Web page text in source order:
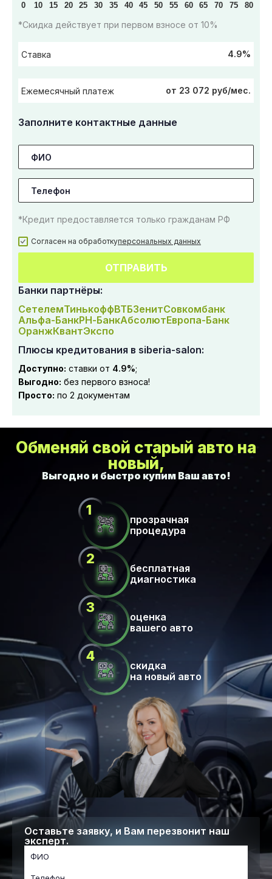
0 10 15 20 25 30 35 40 45 50 55 60 65 70 75 80
*Скидка действует при первом взносе от 10%
Ставка 4.9%
Ежемесячный платеж от 23 072 руб/мес.
Заполните контактные данные
*Кредит предоставляется только гражданам РФ
Согласен на обработкуперсональных данных
ОТПРАВИТЬ
Банки партнёры:
СетелемТинькоффВТБЗенитСовкомбанк
Альфа-БанкРН-БанкАбсолютЕвропа-Банк
ОранжКвантЭкспо
Плюсы кредитования в siberia-salon:
Доступно: ставки от 4.9%;
Выгодно: без первого взноса!
Просто: по 2 документам
Обменяй свой старый авто на
новый,
Оставьте заявку, и Вам перезвонит наш
эксперт.
прозрачная
процедура
бесплатная
диагностика
оценка
вашего авто
скидка
на новый авто